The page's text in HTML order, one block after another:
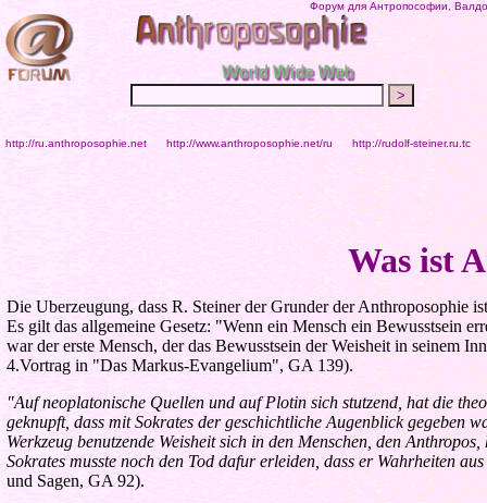
Форум для Антропософии,
http://ru.anthroposophie.net http://www.anthroposophie.net/ru http://rudolf-steiner.ru.tc
Was ist
Die Uberzeugung, dass R. Steiner der Grunder der Anthroposophie
Es gilt das allgemeine Gesetz: "Wenn ein Mensch ein Bewusstsein
war der erste Mensch, der das Bewusstsein der Weisheit in seinem
4.Vortrag in "Das Markus-Evangelium", GA 139).
"Auf neoplatonische Quellen und auf Plotin sich stutzend, hat die
geknupft, dass mit Sokrates der geschichtliche Augenblick gegeben
Werkzeug benutzende Weisheit sich in den Menschen, den
Sokrates musste noch den Tod dafur erleiden, dass er Wahrheiten
und Sagen, GA 92).